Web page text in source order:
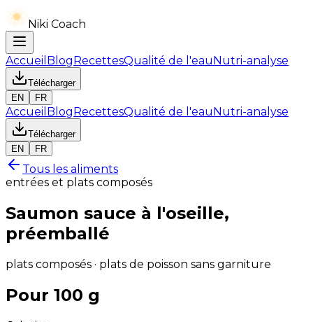
Niki Coach
Accueil BlogRecettesQualité de l'eauNutri-analyse
Télécharger
EN
FR
Accueil BlogRecettesQualité de l'eauNutri-analyse
Télécharger
EN
FR
Tous les aliments
entrées et plats composés
Saumon sauce à l'oseille,
préemballé
plats composés · plats de poisson sans garniture
Pour 100 g